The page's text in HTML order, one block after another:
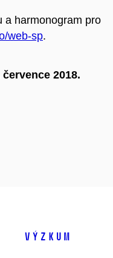
a harmonogram pro
web-sp.
2018.
Výzkum